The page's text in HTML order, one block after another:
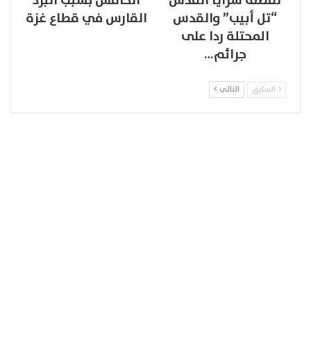
“تل أبيب” والقدس
المحتلة ردا على
جرائم…
القارس في قطاع غزة
السابق التالي